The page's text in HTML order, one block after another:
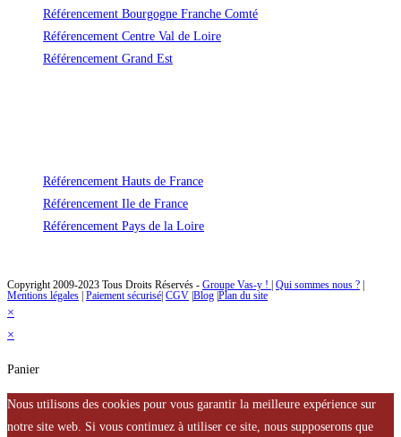
Référencement Bourgogne Franche Comté
Référencement Centre Val de Loire
Référencement Grand Est
Référencement Hauts de France
Référencement Ile de France
Référencement Pays de la Loire
Copyright 2009-2023 Tous Droits Réservés - Groupe Vas-y ! Qui sommes nous ?
Mentions légales Paiement sécurisé CGV Blog Plan du site
×
×
Panier
Nous utilisons des cookies pour vous garantir la meilleure expérience sur
notre site web. Si vous continuez à utiliser ce site, nous supposerons que